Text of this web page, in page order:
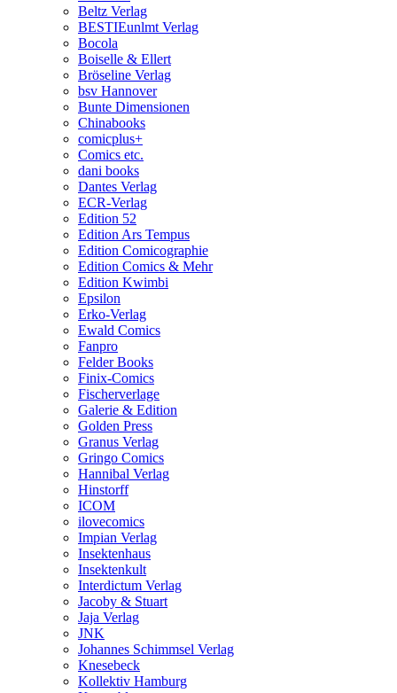
Beltz Verlag
BESTIEunlmt Verlag
Bocola
Boiselle & Ellert
Bröseline Verlag
bsv Hannover
Bunte Dimensionen
Chinabooks
comicplus+
Comics etc.
dani books
Dantes Verlag
ECR-Verlag
Edition 52
Edition Ars Tempus
Edition Comicographie
Edition Comics & Mehr
Edition Kwimbi
Epsilon
Erko-Verlag
Ewald Comics
Fanpro
Felder Books
Finix-Comics
Fischerverlage
Galerie & Edition
Golden Press
Granus Verlag
Gringo Comics
Hannibal Verlag
Hinstorff
ICOM
ilovecomics
Impian Verlag
Insektenhaus
Insektenkult
Interdictum Verlag
Jacoby & Stuart
Jaja Verlag
JNK
Johannes Schimmsel Verlag
Knesebeck
Kollektiv Hamburg